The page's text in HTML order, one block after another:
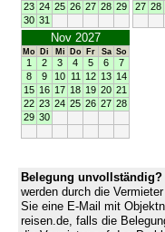
23 24 25 26 27 28 29
30 31
27 28
Nov 2027
Mo Di Mi Do Fr Sa So
1 2 3 4 5 6
7
8
9 10 11 12 13 14
15 16 17 18 19 20 21
22 23 24 25 26 27 28
29 30
Belegung unvollständig?
werden durch die
Sie eine E-Mail mit
reisen.de, falls die